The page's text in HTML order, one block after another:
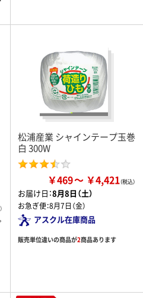
松浦産業 シャインテープ玉巻
白 300W
￥469 ￥4,421
お届け日：8月8日（土）
お急ぎ便：8月7日（金）
アスクル在庫商品
販売単位違いの商品が2商品あります